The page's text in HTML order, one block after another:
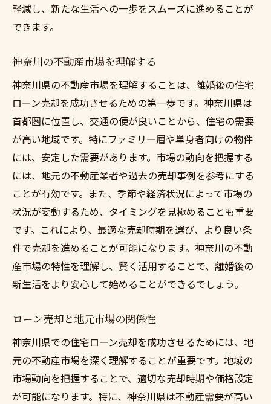
軽減し、新たな生活への一歩をスムーズに進めることが
できます。
神奈川の不動産市場を理解する
神奈川県の不動産市場を理解することは、離婚後の住宅
ローン売却を成功させるための第一歩です。神奈川県は
首都圏に位置し、交通の便が良いことから、住宅の需要
が高い地域です。特にファミリー層や単身者向けの物件
には、安定した需要があります。市場の動向を把握する
には、地元の不動産業者や過去の売却事例を参考にする
ことが有効です。また、季節や経済状況によって市場の
状況が変動するため、タイミングを見極めることも重要
です。これにより、最適な売却時期を選び、より良い条
件で売却を進めることが可能になります。神奈川の不動
産市場の特性を理解し、賢く活用することで、離婚後の
新生活をより安心して始めることができるでしょう。
ローン売却と地元市場の関係性
神奈川県での住宅ローン売却を成功させるためには、地
元の不動産市場を深く理解することが重要です。地域の
市場動向を把握することで、適切な売却時期や価格設定
が可能になります。特に、神奈川県は不動産需要が高い